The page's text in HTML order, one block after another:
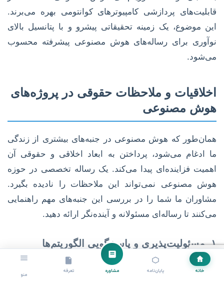
خانه پایان‌نامه مشاوره تعرفه
منو
قابلیت‌های پردازشی کامپیوترهای کوانتومی بهره می‌برند.
این موضوع، یک زمینه تحقیقاتی پیشرو و با پتانسیل بالای
نوآوری برای رساله‌های هوش مصنوعی پیشرفته محسوب
می‌شود.
اخلاقیات و ملاحظات حقوقی در پروژه‌های
هوش مصنوعی
همان‌طور که هوش مصنوعی در جنبه‌های بیشتری از زندگی
ما ادغام می‌شود، پرداختن به ابعاد اخلاقی و حقوقی آن
اهمیت فزاینده‌ای پیدا می‌کند. یک رساله تخصصی در حوزه
هوش مصنوعی نمی‌تواند این ملاحظات را نادیده بگیرد.
مشاوران ما شما را در بررسی این جنبه‌های مهم راهنمایی
می‌کنند تا رساله‌ای مسئولانه و آینده‌نگر ارائه دهید.
۱. مسئولیت‌پذیری و پاسخگویی الگوریتم‌ها
چه کسی مسئول اشتباهات یا آسیب‌های ناشی از تصمیمات
یک سیستم هوش مصنوعی است؟ طراح، توسعه‌دهنده، یا